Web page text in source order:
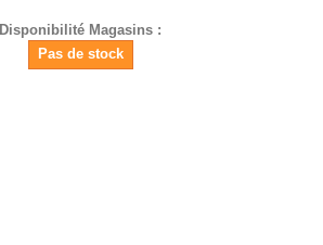
Disponibilité Magasins :
Pas de stock